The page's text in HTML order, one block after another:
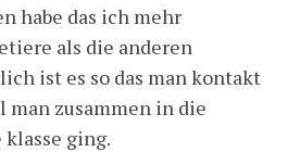
habe das ich mehr
als die anderen
ist es so das man kontakt
man zusammen in die
ging.